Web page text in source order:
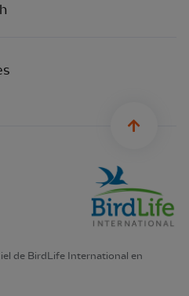
de BirdLife International en